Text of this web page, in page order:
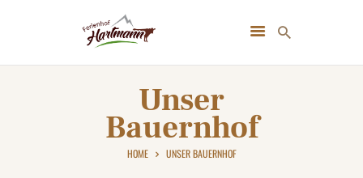
Unser
Bauernhof
HOME UNSER BAUERNHOF
FERIENHOF HARTMANN | URLAUB AUF
Das Allgäu genießen!
STARTSEITE